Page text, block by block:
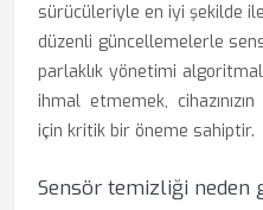
sürücüleriyle en iyi şekilde
düzenli güncellemelerle
parlaklık yönetimi
ihmal etmemek,
için kritik bir öneme sahiptir.
Sensör temizliği neden